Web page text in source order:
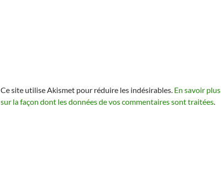
Ce site utilise Akismet pour réduire les indésirables. En savoir plus
sur la façon dont les données de vos commentaires sont traitées.